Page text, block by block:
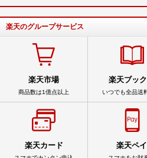
楽天のグループサービス
楽天市場
商品数は1億点以上
楽天ブッ
いつでも全品送
楽天カード 楽天ペイ